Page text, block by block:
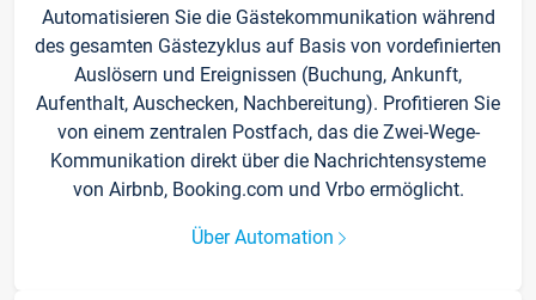
Automatisieren Sie die Gästekommunikation während
des gesamten Gästezyklus auf Basis von vordefinierten
Auslösern und Ereignissen (Buchung, Ankunft,
Aufenthalt, Auschecken, Nachbereitung). Profitieren Sie
von einem zentralen Postfach, das die Zwei-Wege-
Kommunikation direkt über die Nachrichtensysteme
von Airbnb, Booking.com und Vrbo ermöglicht.
Über Automation